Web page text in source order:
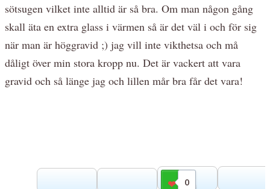
sötsugen vilket inte alltid är så bra. Om man någon gång
skall äta en extra glass i värmen så är det väl i och för sig
när man är höggravid ;) jag vill inte vikthetsa och må
dåligt över min stora kropp nu. Det är vackert att vara
gravid och så länge jag och lillen mår bra får det vara!
0
Gilla